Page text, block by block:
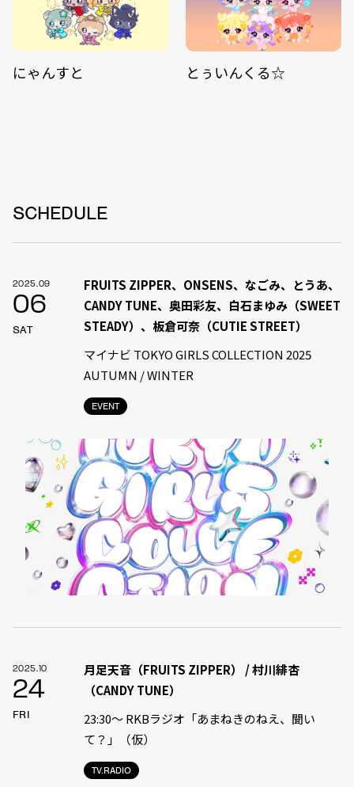
にゃんすと とぅいんくる☆
SCHEDULE
2025.09
06
SAT
EVENT
FRUITS ZIPPER、ONSENS、なごみ、とうあ、
CANDY TUNE、奥田彩友、白石まゆみ（SWEET
STEADY）、板倉可奈（CUTIE STREET）
マイナビ TOKYO GIRLS COLLECTION 2025
AUTUMN / WINTER
2025.10
24
FRI
TV.RADIO
月足天音（FRUITS ZIPPER） / 村川緋杏
（CANDY TUNE）
23:30〜 RKBラジオ「あまねきのねえ、聞い
て？」（仮）